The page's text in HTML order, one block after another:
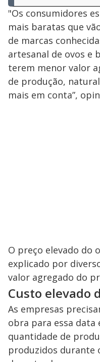
"Os consumidores
mais baratas que
de marcas
artesanal de ovos e
terem menor valor
de produção,
mais em conta”,
O preço elevado do
explicado por
valor agregado do
Custo elevado
As empresas
obra para essa data
quantidade de
produzidos durante